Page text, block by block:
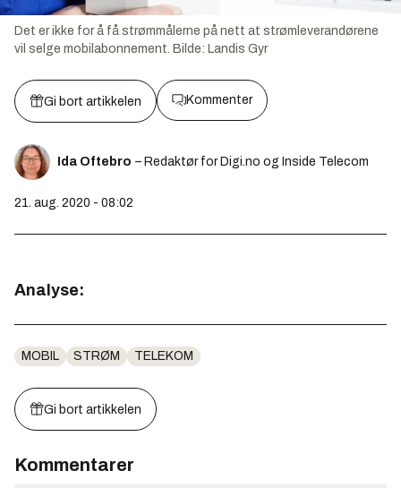
Det er ikke for å få strømmålerne på nett at strømleverandørene
vil selge mobilabonnement. Bilde: Landis Gyr
Gi bort artikkelen Kommenter
Ida Oftebro – Redaktør for Digi.no og Inside Telecom
21. aug. 2020 - 08:02
Analyse:
MOBIL STRØM TELEKOM
Gi bort artikkelen
Kommentarer